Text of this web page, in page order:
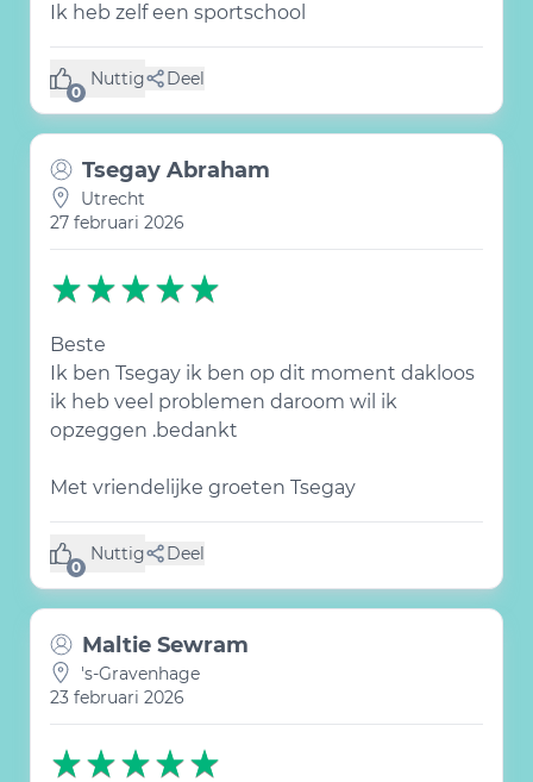
Ik heb zelf een sportschool
0
Nuttig
(0 like) Deel
Tsegay Abraham
Utrecht
27 februari 2026
Beste
Ik ben Tsegay ik ben op dit moment dakloos
ik heb veel problemen daroom wil ik
opzeggen .bedankt
Met vriendelijke groeten Tsegay
0
Nuttig
(0 like) Deel
Maltie Sewram
's-Gravenhage
23 februari 2026